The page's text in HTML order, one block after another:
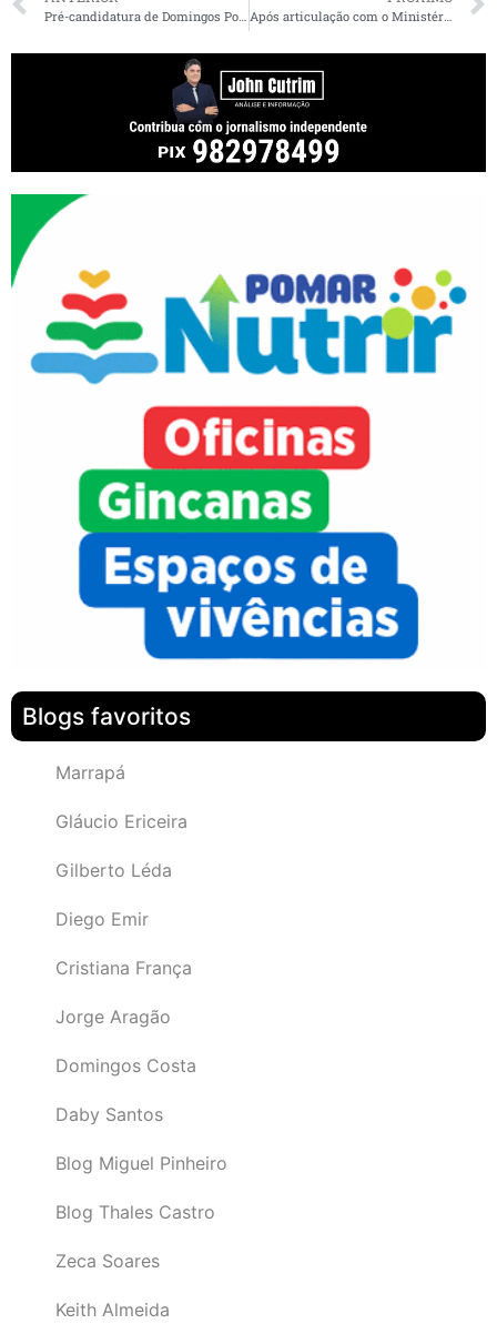
Pré-candidatura de Domingos Portilho reúne mais de mil lideranças políticas em Formosa da Serra Negra Após articulação com o Ministério da Saúde, senadora Ana Paula garante mais de R$ 4 milhões para o Hospital Do Câncer em Pinheiro
Blogs favoritos
Marrapá
Gláucio Ericeira
Gilberto Léda
Diego Emir
Cristiana França
Jorge Aragão
Domingos Costa
Daby Santos
Blog Miguel Pinheiro
Blog Thales Castro
Zeca Soares
Keith Almeida